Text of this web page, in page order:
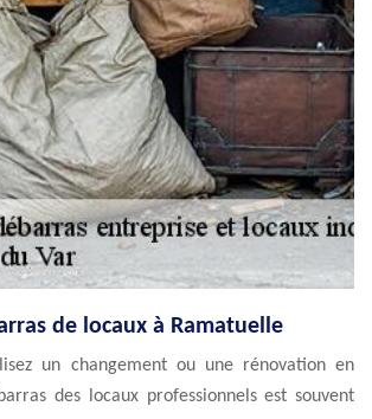
de locaux à Ramatuelle
un changement ou une rénovation en
des locaux professionnels est souvent